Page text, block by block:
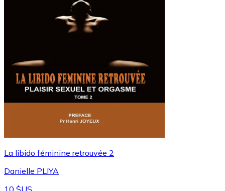
⁠La libido féminine retrouvée 2
Danielle PLIYA